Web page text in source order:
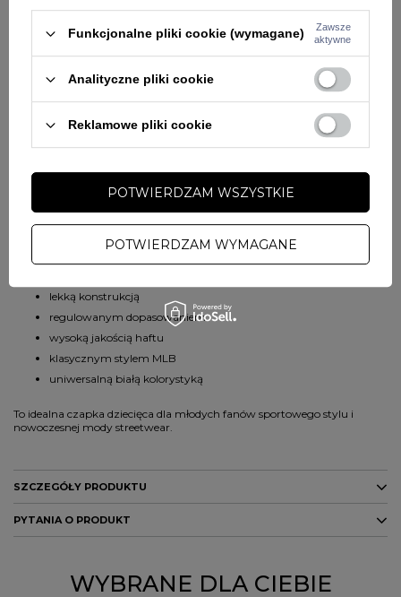
dziecięcych kompletów dresowych
sneakersów i odzieży casual
amerykańską modą baseballową.
Dlaczego warto wybrać czapkę dziecięcą 47 Brand Yankees?
Model wyróżnia się:
lekką konstrukcją
regulowanym dopasowaniem
wysoką jakością haftu
klasycznym stylem MLB
uniwersalną białą kolorystyką
To idealna czapka dziecięca dla młodych fanów sportowego stylu i
nowoczesnej mody streetwear.
SZCZEGÓŁY PRODUKTU
Marka 47 Brand
biały
PYTANIA O PRODUKT
ZADAJ PYTANIE
WYBRANE DLA CIEBIE
Funkcjonalne pliki cookie (wymagane)
Zawsze
aktywne
Analityczne pliki cookie
Reklamowe pliki cookie
POTWIERDZAM WYMAGANE
POTWIERDZAM WSZYSTKIE